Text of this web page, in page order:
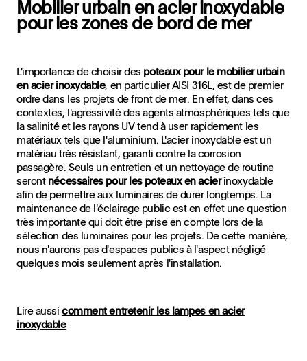
Mobilier urbain en acier inoxydable
pour les zones de bord de mer
L'importance de choisir des poteaux pour le mobilier urbain
en acier inoxydable, en particulier AISI 316L, est de premier
ordre dans les projets de front de mer. En effet, dans ces
contextes, l'agressivité des agents atmosphériques tels que
la salinité et les rayons UV tend à user rapidement les
matériaux tels que l'aluminium. L'acier inoxydable est un
matériau très résistant, garanti contre la corrosion
passagère. Seuls un entretien et un nettoyage de routine
serontnécessaires pour les poteaux en acier inoxydable
afin de permettre aux luminaires de durer longtemps. La
maintenance de l'éclairage public est en effet une question
très importante qui doit être prise en compte lors de la
sélection des luminaires pour les projets. De cette manière,
nous n'aurons pas d'espaces publics à l'aspect négligé
quelques mois seulement après l'installation.
Lire aussicomment entretenir les lampes en acier
inoxydable